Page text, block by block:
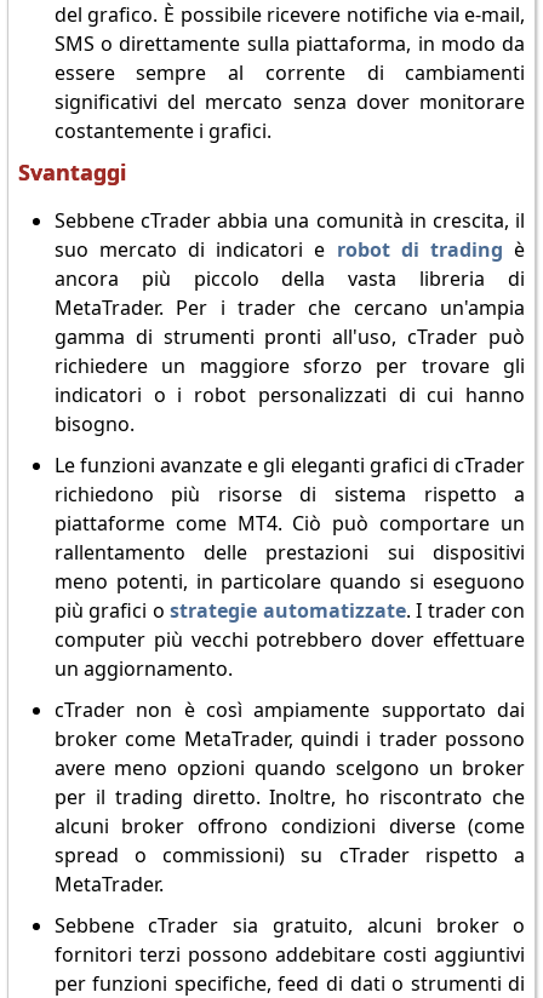
del grafico. È possibile ricevere notifiche via e-mail,
SMS o direttamente sulla piattaforma, in modo da
essere sempre al corrente di cambiamenti
significativi del mercato senza dover monitorare
costantemente i grafici.
Svantaggi
Sebbene cTrader abbia una comunità in crescita, il
suo mercato di indicatori e robot di trading è
ancora più piccolo della vasta libreria di
MetaTrader. Per i trader che cercano un'ampia
gamma di strumenti pronti all'uso, cTrader può
richiedere un maggiore sforzo per trovare gli
indicatori o i robot personalizzati di cui hanno
bisogno.
Le funzioni avanzate e gli eleganti grafici di cTrader
richiedono più risorse di sistema rispetto a
piattaforme come MT4. Ciò può comportare un
rallentamento delle prestazioni sui dispositivi
meno potenti, in particolare quando si eseguono
più grafici ostrategie automatizzate. I trader con
computer più vecchi potrebbero dover effettuare
un aggiornamento.
cTrader non è così ampiamente supportato dai
broker come MetaTrader, quindi i trader possono
avere meno opzioni quando scelgono un broker
per il trading diretto. Inoltre, ho riscontrato che
alcuni broker offrono condizioni diverse (come
spread o commissioni) su cTrader rispetto a
MetaTrader.
Sebbene cTrader sia gratuito, alcuni broker o
fornitori terzi possono addebitare costi aggiuntivi
per funzioni specifiche, feed di dati o strumenti di